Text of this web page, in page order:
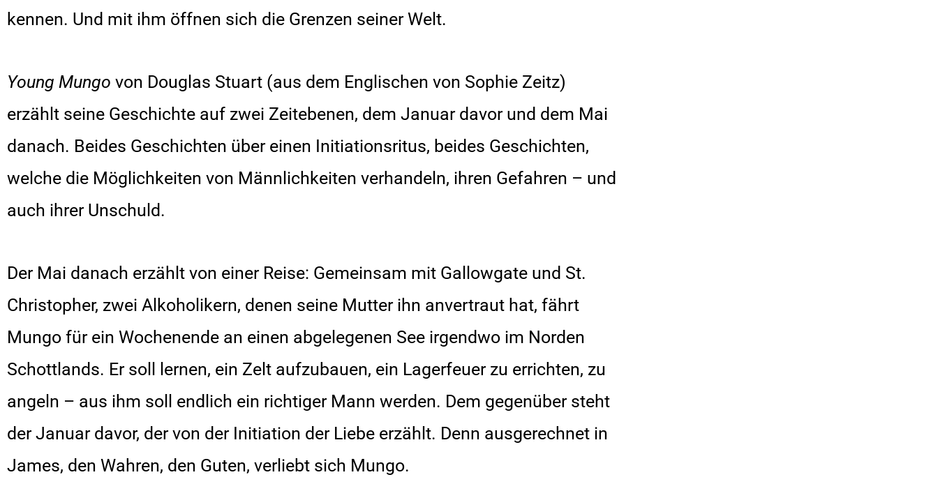
kennen. Und mit ihm öffnen sich die Grenzen seiner Welt.
Young Mungo von Douglas Stuart (aus dem Englischen von Sophie Zeitz)
erzählt seine Geschichte auf zwei Zeitebenen, dem Januar davor und dem Mai
danach. Beides Geschichten über einen Initiationsritus, beides Geschichten,
welche die Möglichkeiten von Männlichkeiten verhandeln, ihren Gefahren – und
auch ihrer Unschuld.
Der Mai danach erzählt von einer Reise: Gemeinsam mit Gallowgate und St.
Christopher, zwei Alkoholikern, denen seine Mutter ihn anvertraut hat, fährt
Mungo für ein Wochenende an einen abgelegenen See irgendwo im Norden
Schottlands. Er soll lernen, ein Zelt aufzubauen, ein Lagerfeuer zu errichten, zu
angeln – aus ihm soll endlich ein richtiger Mann werden. Dem gegenüber steht
der Januar davor, der von der Initiation der Liebe erzählt. Denn ausgerechnet in
James, den Wahren, den Guten, verliebt sich Mungo.